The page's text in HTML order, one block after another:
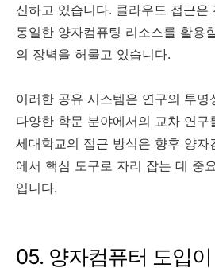
신하고 있습니다. 클라우드 접근은
동일한 양자컴퓨팅 리소스를 활용
의 장벽을 허물고 있습니다.
이러한 공유 시스템은 연구의 투명
다양한 학문 분야에서의 교차 연구
세대학교의 접근 방식은 향후 양자
에서 핵심 도구로 자리 잡는 데 중
입니다.
05. 양자컴퓨터 도입